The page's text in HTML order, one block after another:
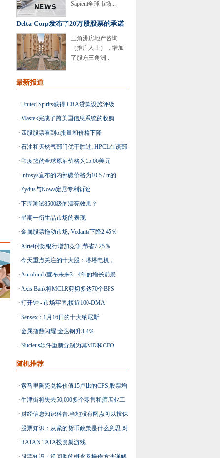
Sapient全球市场...
Delta Corp发布了20万股股票的承诺
三角洲房地产咨询
（推广人士），增加
了股东三角洲...
最新报道
·United Spirits获得ICRA贷款设施评级
·Mastek完成了跨美国信息系统的收购
· 四股股票看到oi批量和价格下降
·石油和天然气部门优于胜过; HPCL在该部
门的顶级纳税人
·印度篮的全球原油价格为55.06美元
·Infosys宣布的内部碳价格为10.5 / tn的
CO2E
·Zydus与Kowa定居专利诉讼
·下周测试8500级的漂亮效果？
·星期一衍生品市场的表现
·金属股票拖动市场; Vedanta下降2.45％
·Airtel付款银行增加竞争;节省7.25％
·今天重点关注的十大股：塔塔电机，
Suzlon Energy，Shiva水泥
·Aurobindo宣布未来3 - 4年的增长前景
·Axis Bank将MCLR剪切多达70个BPS
·打开钟 - 市场牢固;接近100-DMA
·Sensex：1月16日的十大纳尼斯
·金属指数闪耀;金达钢升3.4％
·Nucleus软件重新分别为其MD和CEO
随机推荐
·索马里陶瓷兑换价值15卢比的CPS;股票增
长2.5％
·牛津街将失去50,000多个零售和酒店业工
作
· 财经信息知识科普:当地没有网点可以投保
倍吉星重疾险吗
· 股票知识：从紧的货币政策是什么意思 对
股市有什么影响
·RATAN TATA投资巢游戏
·